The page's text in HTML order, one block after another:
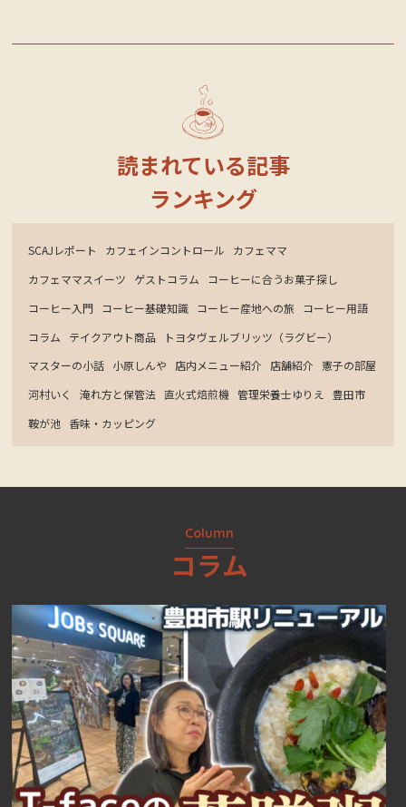
読まれている記事
ランキング
SCAJレポート カフェインコントロール
カフェママ
カフェママスイーツ
ゲストコラム
コーヒーに合うお菓子探し
コーヒー入門 コーヒー基礎知識 コーヒー産地への旅
コーヒー用語
コラム
テイクアウト商品
トヨタヴェルブリッツ（ラグビー）
マスターの小話 小原しんや 店内メニュー紹介 店舗紹介 憲子の部屋
河村いく
淹れ方と保管法 直火式焙煎機 管理栄養士ゆりえ 豊田市
鞍が池 香味・カッピング
Column
コラム